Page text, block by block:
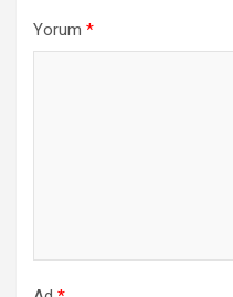
Yorum *